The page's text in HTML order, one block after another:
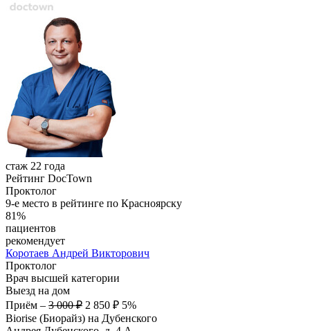
стаж 22 года
Рейтинг DocTown
Проктолог
9-е место в рейтинге по Красноярску
81%
пациентов
рекомендует
Коротаев Андрей Викторович
Проктолог
Врач высшей категории
Выезд на дом
Приём – 3 000 ₽ 2 850 ₽ 5%
Biorise (Биорайз) на Дубенского